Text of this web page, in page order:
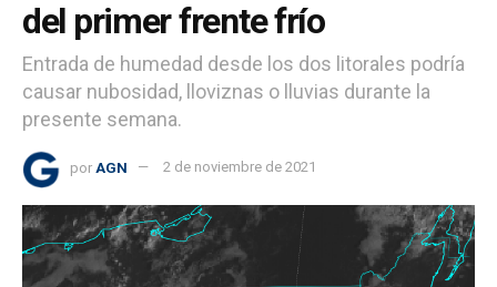
del primer frente frío
Entrada de humedad desde los dos litorales podría
causar nubosidad, lloviznas o lluvias durante la
presente semana.
por AGN 2 de noviembre de 2021